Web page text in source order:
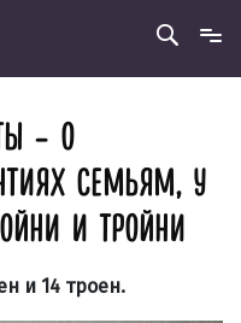
– О
СЕМЬЯМ, У
И ТРОЙНИ
и 14 троен.